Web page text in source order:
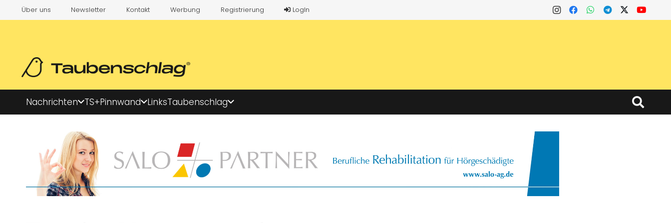
Über uns Newsletter Kontakt Werbung Registrierung LogIn
Nachrichten TS+Pinnwand LinksTaubenschlag